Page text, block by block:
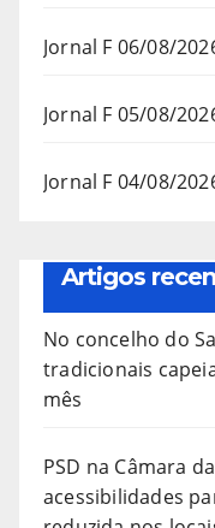
Jornal F 06/08/
Jornal F 05/08/
Jornal F 04/08/
Artigos
No concelho do
tradicionais
mês
PSD na Câmara
acessibilidades